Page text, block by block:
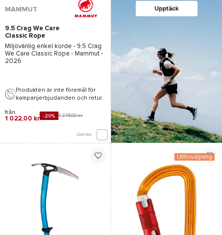
MAMMUT
9.5 Crag We Care
Classic Rope
Assorted
Miljövänlig enkel korde - 9.5 Crag
We Care Classic Rope - Mammut -
2026
Produkten är inte föremål för
kampanjerbjudanden och retur.
från
1 022,00 kr -20% 1 278,00 kr
JÄMFÖRA
*Se villkorhär
Utförsäljning